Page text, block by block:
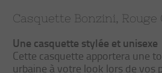
Casquette Bonzini, Rouge
Une casquette stylée et unisexe
Cette casquette apportera une
urbaine à votre look lors de vos